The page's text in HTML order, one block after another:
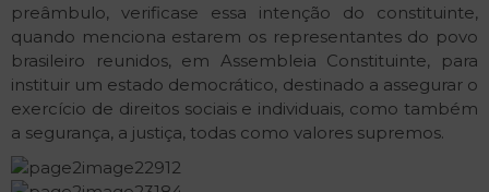
preâmbulo, verifica­se essa intenção do constituinte,
quando menciona estarem os representantes do povo
brasileiro reunidos, em Assembleia Constituinte, para
instituir um estado democrático, destinado a assegurar o
exercício de direitos sociais e individuais, como também
a segurança, a justiça, todas como valores supremos.